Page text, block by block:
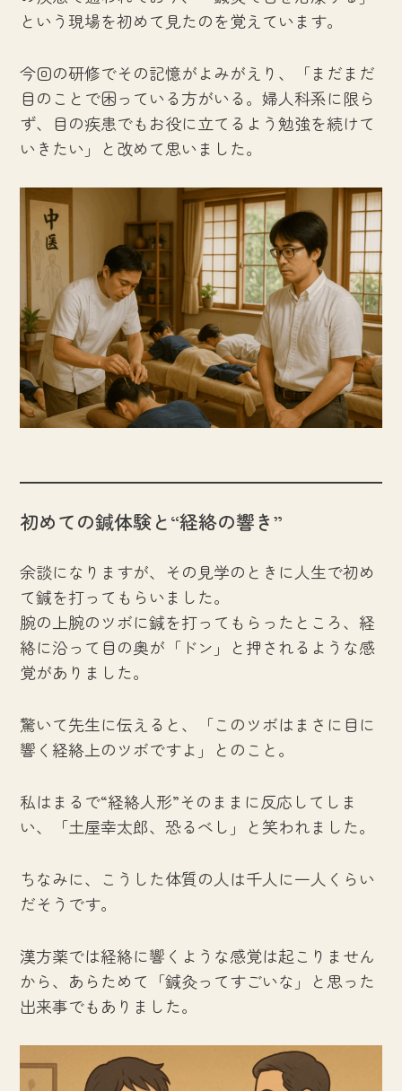
という現場を初めて見たのを覚えています。
今回の研修でその記憶がよみがえり、「まだまだ
目のことで困っている方がいる。婦人科系に限ら
ず、目の疾患でもお役に立てるよう勉強を続けて
いきたい」と改めて思いました。
初めての鍼体験と“経絡の響き”
余談になりますが、その見学のときに人生で初め
て鍼を打ってもらいました。
腕の上腕のツボに鍼を打ってもらったところ、経
絡に沿って目の奥が「ドン」と押されるような感
覚がありました。
驚いて先生に伝えると、「このツボはまさに目に
響く経絡上のツボですよ」とのこと。
私はまるで“経絡人形”そのままに反応してしま
い、「土屋幸太郎、恐るべし」と笑われました。
ちなみに、こうした体質の人は千人に一人くらい
だそうです。
漢方薬では経絡に響くような感覚は起こりません
から、あらためて「鍼灸ってすごいな」と思った
出来事でもありました。